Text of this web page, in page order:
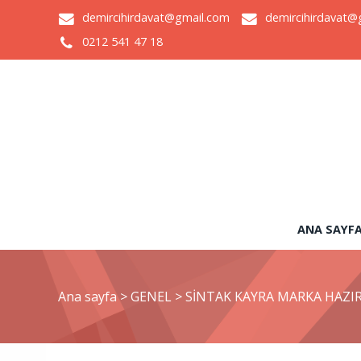
demircihirdavat@gmail.com
0212 541 47 18
ANA
Ana sayfa >GENEL >SİNTAK KAYRA MARKA